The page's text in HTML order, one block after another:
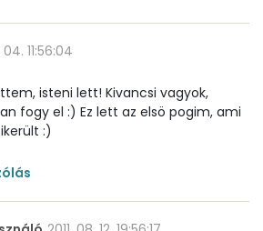
04. 11:56:04
isteni lett! Kivancsi vagyok,
fogy el :) Ez lett az elsö pogim, ami
:)